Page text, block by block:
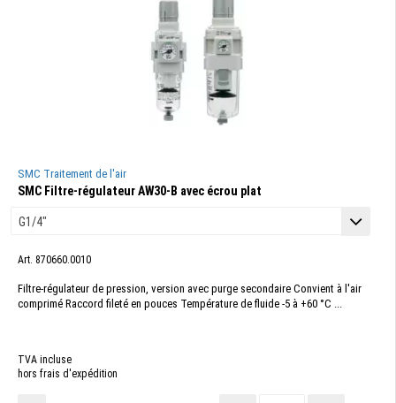
SMC Traitement de l'air
SMC Filtre-régulateur AW30-B avec écrou plat
Art. 870660.0010
Filtre-régulateur de pression, version avec purge secondaire Convient à l'air
comprimé Raccord fileté en pouces Température de fluide -5 à +60 °C ...
TVA incluse
hors frais d'expédition